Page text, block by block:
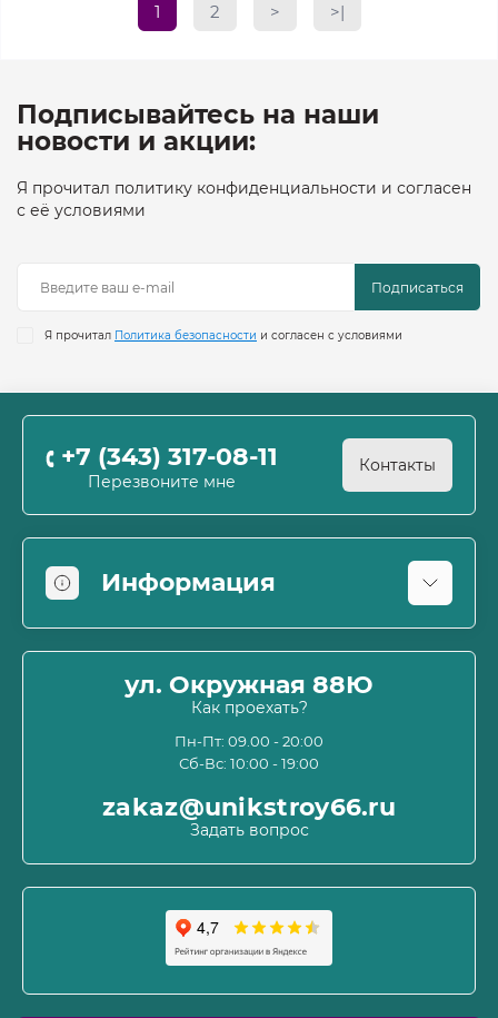
1 2 > >|
Подписывайтесь на наши
новости и акции:
Я прочитал политику конфиденциальности и согласен
с её условиями
Подписаться
Я прочитал Политика безопасности и согласен с условиями
+7 (343) 317-08-11
Перезвоните мне
Контакты
Информация
Информация о доставке
Пользовательское соглашение и оферта
Политика конфиденциальности
Связаться с нами
Карта сайта
Производители
ул. Окружная 88Ю
Как проехать?
Пн-Пт: 09.00 - 20:00
Сб-Вс: 10:00 - 19:00
zakaz@unikstroy66.ru
Задать вопрос